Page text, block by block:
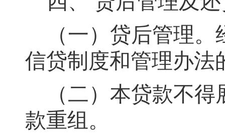
（一）贷后管理。
信贷制度和管理办法
（二）本贷款不
款重组 。